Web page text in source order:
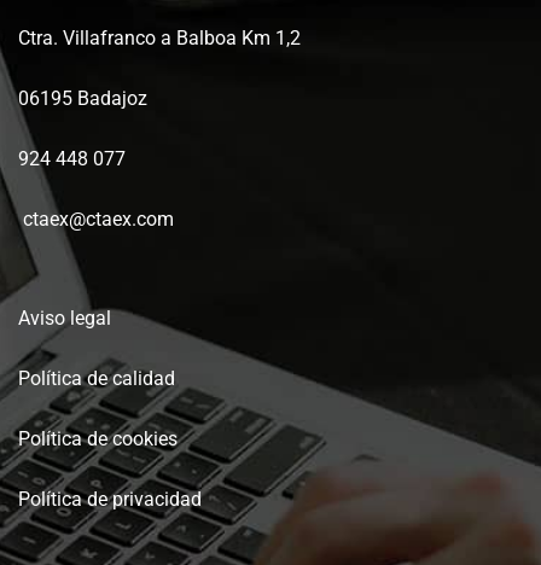
Ctra. Villafranco a Balboa Km 1,2
06195 Badajoz
924 448 077
ctaex@ctaex.com
Aviso legal
Política de calidad
Política de cookies
Política de privacidad